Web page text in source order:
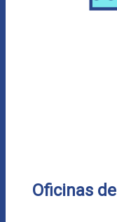
Oficinas